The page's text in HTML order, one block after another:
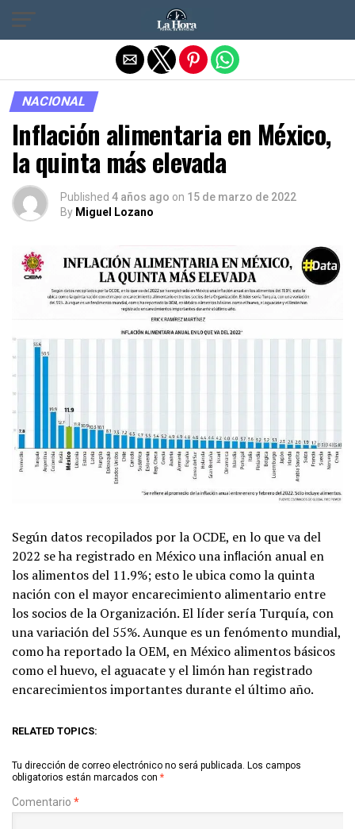
NACIONAL
Inflación alimentaria en México,
la quinta más elevada
Published 4 años ago on 15 de marzo de 2022
By Miguel Lozano
Según datos recopilados por la OCDE, en lo que va del
2022 se ha registrado en México una inﬂación anual en
los alimentos del 11.9%; esto le ubica como la quinta
nación con el mayor encarecimiento alimentario entre
los socios de la Organización. El líder sería Turquía, con
una variación del 55%. Aunque es un fenómento mundial,
como ha reportado la OEM, en México alimentos básicos
como el huevo, el aguacate y el limón han registrado
encarecimientos importantes durante el último año.
RELATED TOPICS:
Tu dirección de correo electrónico no será publicada. Los campos
obligatorios están marcados con *
Comentario *
Salir de la versión móvil